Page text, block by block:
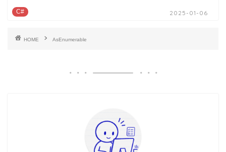
C# 2025-01-06
HOME AsEnumerable